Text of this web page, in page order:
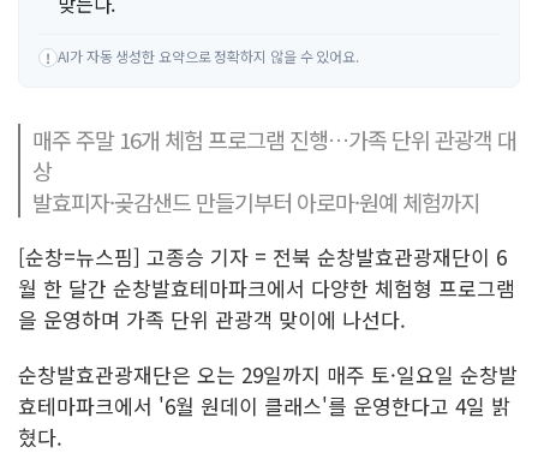
! AI가 자동 생성한 요약으로 정확하지 않을 수 있어요.
매주 주말 16개 체험 프로그램 진행…가족 단위 관광객 대
상
발효피자·곶감샌드 만들기부터 아로마·원예 체험까지
[순창=뉴스핌] 고종승 기자 = 전북 순창발효관광재단이 6
월 한 달간 순창발효테마파크에서 다양한 체험형 프로그램
을 운영하며 가족 단위 관광객 맞이에 나선다.
순창발효관광재단은 오는 29일까지 매주 토·일요일 순창발
효테마파크에서 '6월 원데이 클래스'를 운영한다고 4일 밝
혔다.